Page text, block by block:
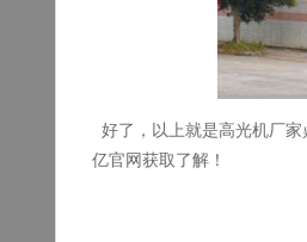
好了，以上就是高光机厂家
亿官网获取了解！